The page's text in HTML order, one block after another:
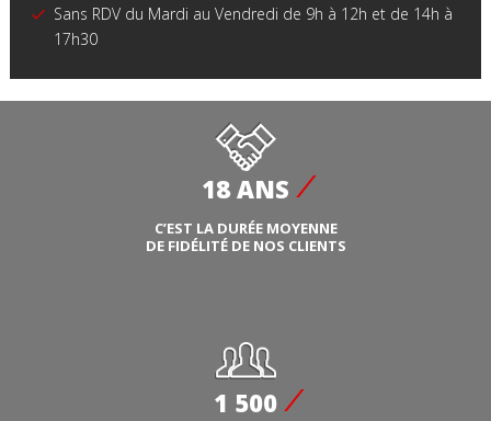
Sans RDV du Mardi au Vendredi de 9h à 12h et de 14h à
17h30
18 ANS
C’EST LA DURÉE MOYENNE
DE FIDÉLITÉ DE NOS CLIENTS
1 500